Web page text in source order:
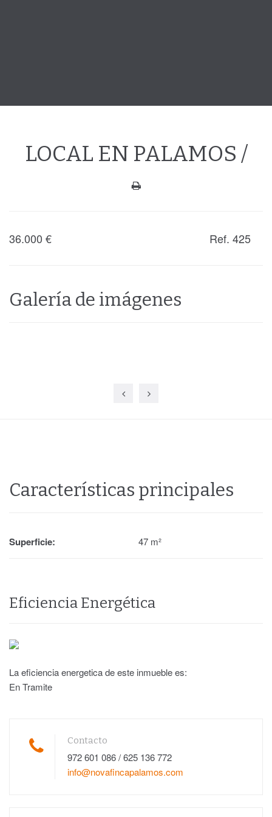
LOCAL EN PALAMOS /
36.000 € Ref. 425
Galería de imágenes
Características principales
Superficie: 47 m²
Eficiencia Energética
La eficiencia energetica de este inmueble es:
En Tramite
Contacto
972 601 086 / 625 136 772
info@novafincapalamos.com